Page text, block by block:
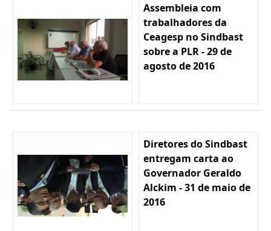
Assembleia com
trabalhadores da
Ceagesp no Sindbast
sobre a PLR - 29 de
agosto de 2016
Diretores do Sindbast
entregam carta ao
Governador Geraldo
Alckim - 31 de maio de
2016